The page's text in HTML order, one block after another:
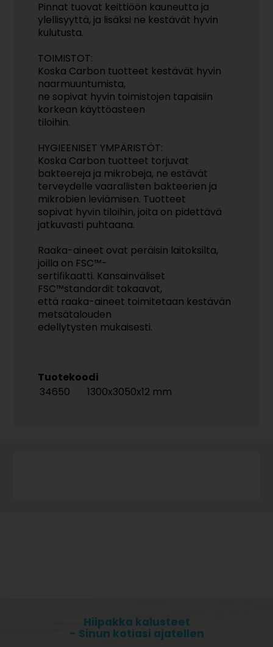
Pinnat tuovat keittiöön kauneutta ja
ylellisyyttä, ja lisäksi ne kestävät hyvin
kulutusta.
TOIMISTOT:
Koska Carbon tuotteet kestävät hyvin
naarmuuntumista,
ne sopivat hyvin toimistojen tapaisiin
korkean käyttöasteen
tiloihin.
HYGIEENISET YMPÄRISTÖT:
Koska Carbon tuotteet torjuvat
bakteereja ja mikrobeja, ne estävät
terveydelle vaarallisten bakteerien ja
mikrobien leviämisen. Tuotteet
sopivat hyvin tiloihin, joita on pidettävä
jatkuvasti puhtaana.
Raaka-aineet ovat peräisin laitoksilta,
joilla on FSC™-
sertifikaatti. Kansainväliset
FSC™standardit takaavat,
että raaka-aineet toimitetaan kestävän
metsätalouden
edellytysten mukaisesti.
Tuotekoodi
34650
1300x3050x12 mm
Hiipakka kalusteet
- Sinun kotiasi ajatellen